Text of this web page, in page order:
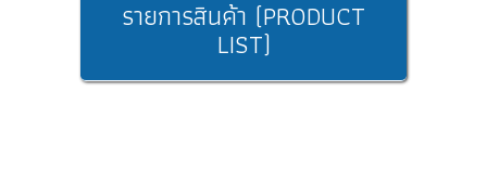
รายการสินค้า (PRODUCT
LIST)